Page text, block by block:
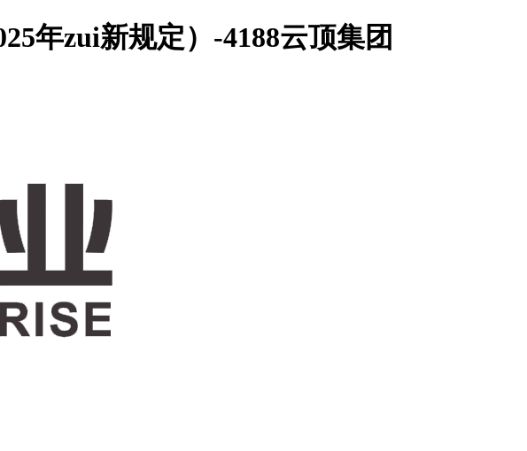
年zui新规定）-4188云顶集团